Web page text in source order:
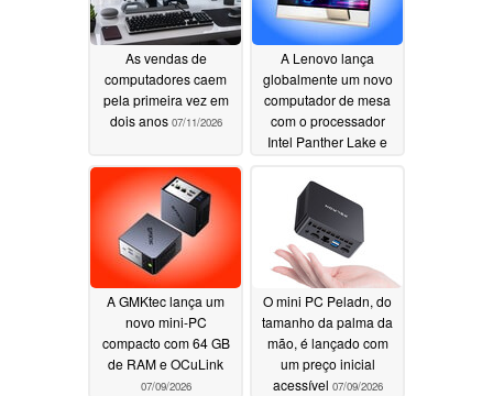
As vendas de
computadores caem
pela primeira vez em
dois anos 07/11/2026
A Lenovo lança
globalmente um novo
computador de mesa
com o processador
Intel Panther Lake e
nits07/09/2026
A GMKtec lança um
novo mini-PC
compacto com 64 GB
de RAM e OCuLink
07/09/2026
O mini PC Peladn, do
tamanho da palma da
mão, é lançado com
um preço inicial
acessível 07/09/2026